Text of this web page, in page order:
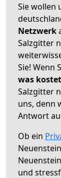
Sie wollen
Netzwerk
Salzgitter
Sie! Wenn
was
Salzgitter
uns, denn
Antwort
Ob ein
und